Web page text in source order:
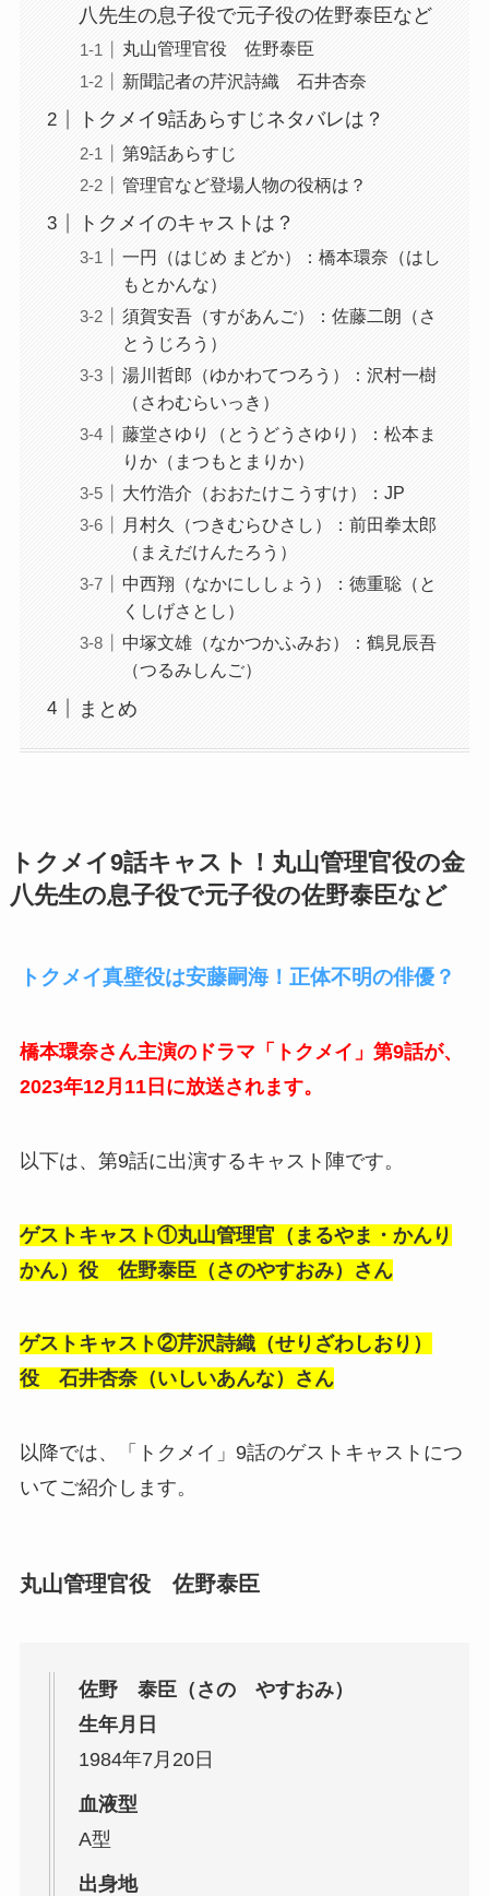
八先生の息子役で元子役の佐野泰臣など
丸山管理官役 佐野泰臣
新聞記者の芹沢詩織 石井杏奈
トクメイ9話あらすじネタバレは？
第9話あらすじ
管理官など登場人物の役柄は？
トクメイのキャストは？
一円（はじめ まどか）：橋本環奈（はし
もとかんな）
須賀安吾（すがあんご）：佐藤二朗（さ
とうじろう）
湯川哲郎（ゆかわてつろう）：沢村一樹
（さわむらいっき）
藤堂さゆり（とうどうさゆり）：松本ま
りか（まつもとまりか）
大竹浩介（おおたけこうすけ）：JP
月村久（つきむらひさし）：前田拳太郎
（まえだけんたろう）
中西翔（なかにししょう）：徳重聡（と
くしげさとし）
中塚文雄（なかつかふみお）：鶴見辰吾
（つるみしんご）
まとめ
トクメイ9話キャスト！丸山管理官役の金
八先生の息子役で元子役の佐野泰臣など
トクメイ真壁役は安藤嗣海！正体不明の俳優？
橋本環奈さん主演のドラマ「トクメイ」第9話が、
2023年12月11日に放送されます。
以下は、第9話に出演するキャスト陣です。
ゲストキャスト①丸山管理官（まるやま・かんり
かん）役 佐野泰臣（さのやすおみ）さん
ゲストキャスト②芹沢詩織（せりざわしおり）
役 石井杏奈（いしいあんな）さん
以降では、「トクメイ」9話のゲストキャストにつ
いてご紹介します。
丸山管理官役 佐野泰臣
佐野 泰臣（さの やすおみ）
生年月日
1984年7月20日
血液型
A型
出身地